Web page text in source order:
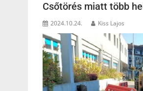
Csőtörés miatt több
2024.10.24. Kiss Lajos